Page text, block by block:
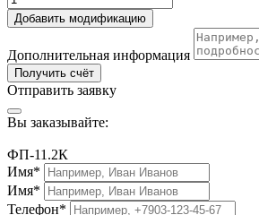
Добавить модификацию
Дополнительная информация
Получить счёт
Отправить заявку
Вы заказывайте:
ФП-11.2К
Имя*
Имя*
Телефон*